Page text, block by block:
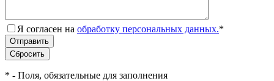
Я согласен на обработку персональных данных.*
* - Поля, обязательные для заполнения